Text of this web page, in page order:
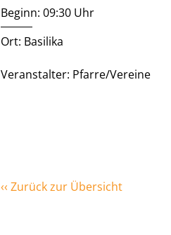
Beginn: 09:30 Uhr
Ort: Basilika
Veranstalter: Pfarre/Vereine
‹‹ Zurück zur Übersicht